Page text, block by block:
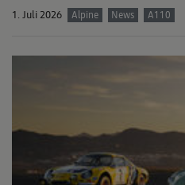
1. Juli 2026 Alpine News A110